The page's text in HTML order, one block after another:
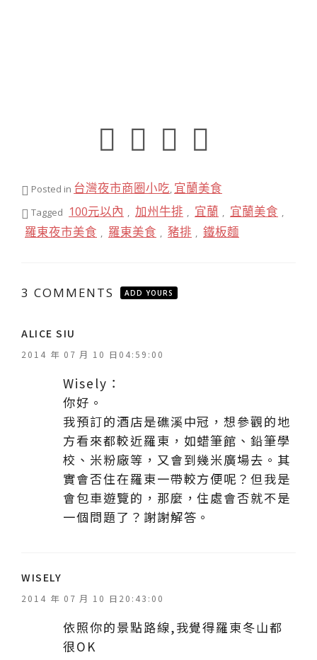
Posted in 台灣夜市商圈小吃, 宜蘭美食
Tagged 100元以內 , 加州牛排 , 宜蘭 , 宜蘭美食 ,
羅東夜市美食 , 羅東美食 , 豬排 , 鐵板麵
3 COMMENTS ADD YOURS
ALICE SIU
示
2014 年 07 月 10 日04:59:00
Wisely：
你好。
我預訂的酒店是礁溪中冠，想參觀的地
方看來都較近羅東，如蜡筆館、鉛筆學
校、米粉廠等，又會到幾米廣場去。其
實會否住在羅東一帶較方便呢？但我是
會包車遊覽的，那麼，住處會否就不是
一個問題了？謝謝解答。
WISELY
示
2014 年 07 月 10 日20:43:00
依照你的景點路線,我覺得羅東冬山都
很OK